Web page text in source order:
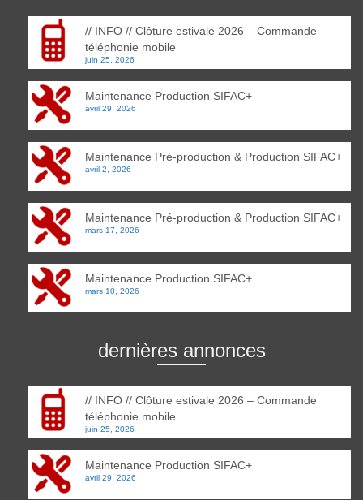
// INFO // Clôture estivale 2026 – Commande
téléphonie mobile
juin 25, 2026
Maintenance Production SIFAC+
avril 29, 2026
Maintenance Pré-production & Production SIFAC+
avril 2, 2026
Maintenance Pré-production & Production SIFAC+
mars 17, 2026
Maintenance Production SIFAC+
mars 10, 2026
dernières annonces
// INFO // Clôture estivale 2026 – Commande
téléphonie mobile
juin 25, 2026
Maintenance Production SIFAC+
avril 29, 2026